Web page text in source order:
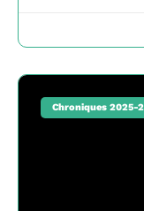
Chroniques 2025-